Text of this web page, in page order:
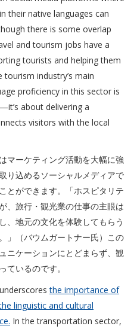
their native languages can
there is some overlap
and tourism jobs have a
tourists and helping them
industry’s main
proficiency in this sector is
about delivering a
visitors with the local
マーケティング活動を大幅に強
り込めるソーシャルメディアで
とができます。「ホスピタリテ
、旅行・観光業の仕事の主眼は
、地元の文化を体験してもらう
」（バウムガートナー氏）この
ニケーションにとどまらず、観
ているのです。
the importance of
linguistic and cultural
In the transportation sector,